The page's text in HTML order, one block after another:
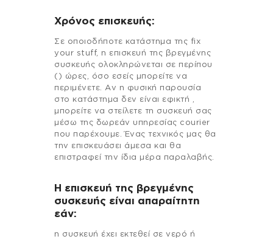
Χρόνος επισκευής:
Σε οποιοδήποτε κατάστημα της fix
your stuff, η επισκευή της βρεγμένης
συσκευής ολοκληρώνεται σε περίπου
() ώρες, όσο εσείς μπορείτε να
περιμένετε. Αν η φυσική παρουσία
στο κατάστημα δεν είναι εφικτή ,
μπορείτε να στείλετε τη συσκευή σας
μέσω της δωρεάν υπηρεσίας courier
που παρέχουμε. Ένας τεχνικός μας θα
την επισκευάσει άμεσα και θα
επιστραφεί την ίδια μέρα παραλαβής.
Η επισκευή της βρεγμένης
συσκευής είναι απαραίτητη
εάν:
η συσκευή έχει εκτεθεί σε νερό ή